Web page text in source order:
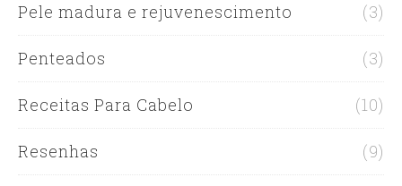
Pele madura e rejuvenescimento (3)
Penteados (3)
Receitas Para Cabelo (10)
Resenhas (9)